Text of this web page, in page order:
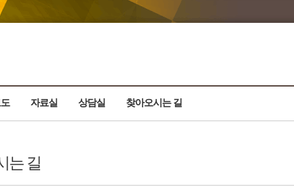
자료실 상담실 찾아오시는 길
는 길